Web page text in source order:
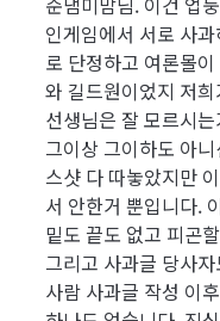
인게임에서 서로 사
로 단정하고 여론몰
와 길드원이었지 저
선생님은 잘 모르시
그이상 그이하도 아
스샷 다 따놓았지만
서 안한거 뿐입니다.
밑도 끝도 없고 피곤
그리고 사과글 당사
사람 사과글 작성 이